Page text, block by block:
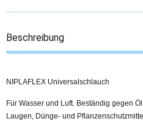
Beschreibung
NIPLAFLEX Universalschlauch
Für Wasser und Luft. Beständig gegen
Laugen, Dünge- und